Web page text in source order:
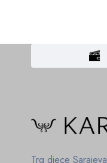
Trg djece